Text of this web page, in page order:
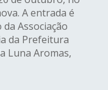
A entrada é
Associação
da Prefeitura
Luna Aromas,